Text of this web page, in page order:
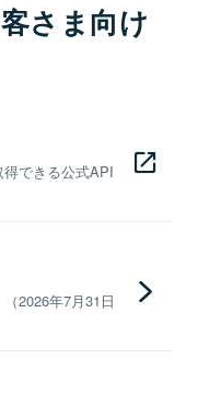
さま向け
できる公式API
2026年7月31日